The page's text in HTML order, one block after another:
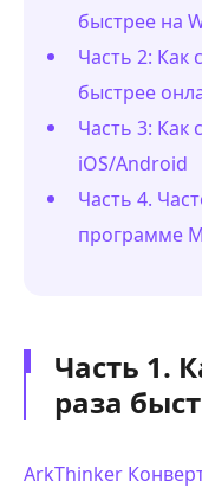
быстрее на
Часть 2: Как
быстрее
Часть 3: Как
iOS/Android
Часть 4.
программе
Часть 1.
раза
ArkThinker